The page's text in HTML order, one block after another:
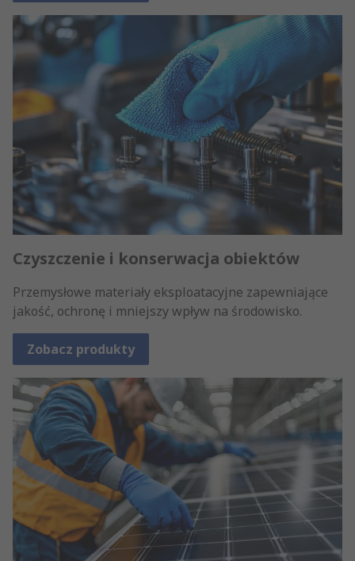
Czyszczenie i konserwacja obiektów
Przemysłowe materiały eksploatacyjne zapewniające
jakość, ochronę i mniejszy wpływ na środowisko.
Zobacz produkty